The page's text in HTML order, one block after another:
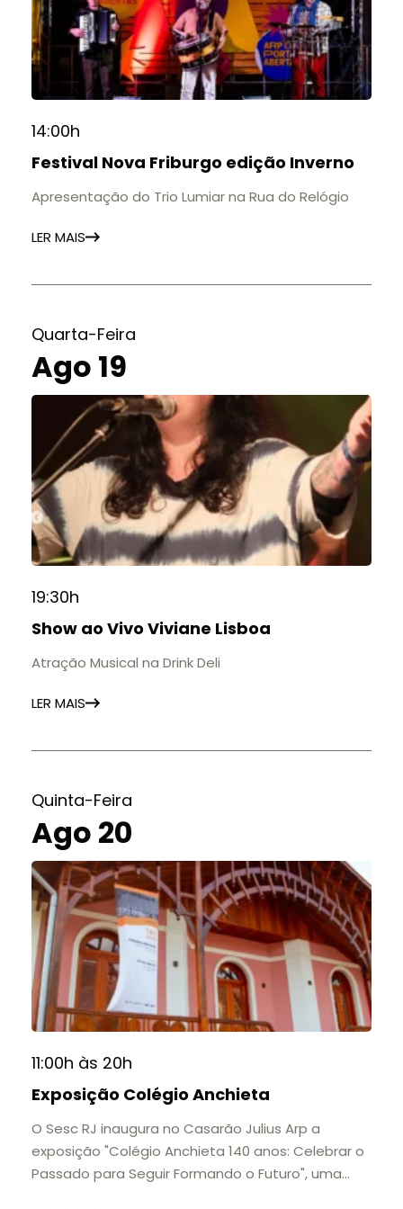
14:00h
Festival Nova Friburgo edição Inverno
Apresentação do Trio Lumiar na Rua do Relógio
LER MAIS
Quarta-Feira
Ago 19
19:30h
Show ao Vivo Viviane Lisboa
Atração Musical na Drink Deli
LER MAIS
Quinta-Feira
Ago 20
11:00h às 20h
Exposição Colégio Anchieta
O Sesc RJ inaugura no Casarão Julius Arp a
exposição "Colégio Anchieta 140 anos: Celebrar o
Passado para Seguir Formando o Futuro", uma